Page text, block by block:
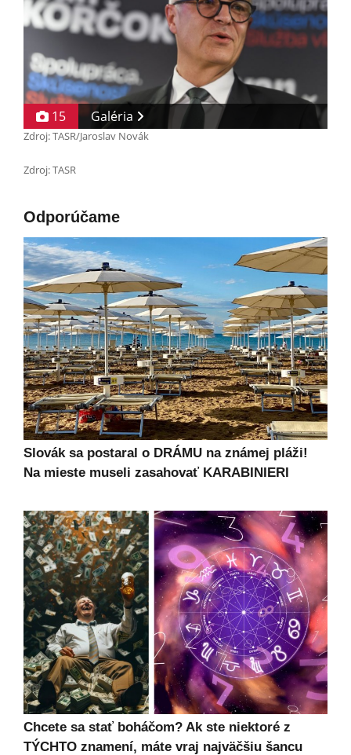
15 Galéria
Zdroj: TASR/Jaroslav Novák
Zdroj: TASR
Odporúčame
Slovák sa postaral o DRÁMU na známej pláži!
Na mieste museli zasahovať KARABINIERI
Chcete sa stať boháčom? Ak ste niektoré z
TÝCHTO znamení, máte vraj najväčšiu šancu